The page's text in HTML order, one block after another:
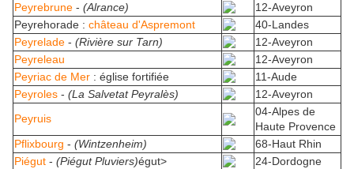
Peyrebrune - (Alrance)
12-Aveyron
Peyrehorade : château d'Aspremont
40-Landes
Peyrelade - (Rivière sur Tarn)
12-Aveyron
Peyreleau
12-Aveyron
Peyriac de Mer : église fortifiée
11-Aude
Peyroles - (La Salvetat Peyralès)
12-Aveyron
Peyruis
04-Alpes de
Haute Provence
Pflixbourg - (Wintzenheim)
68-Haut Rhin
Piégut - (Piégut Pluviers)égut>
24-Dordogne